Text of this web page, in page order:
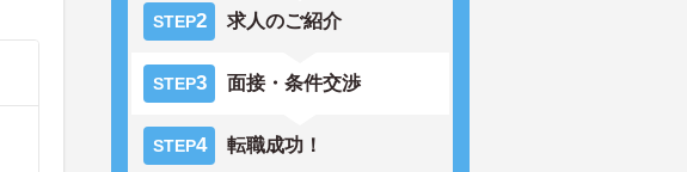
STEP2 求人のご紹介
STEP3 面接・条件交渉
STEP4 転職成功！